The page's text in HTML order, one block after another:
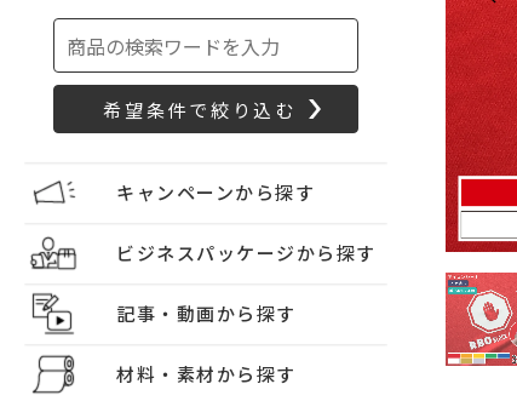
キャンペーンから探す
ビジネスパッケージから探す
記事・動画から探す
材料・素材から探す